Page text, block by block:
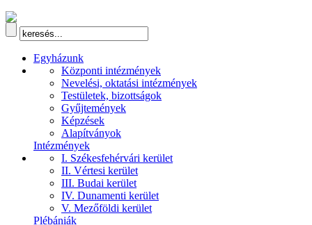
Egyházunk
Központi intézmények
Nevelési, oktatási intézmények
Testületek, bizottságok
Gyűjtemények
Képzések
Alapítványok
Intézmények
I. Székesfehérvári kerület
II. Vértesi kerület
III. Budai kerület
IV. Dunamenti kerület
V. Mezőföldi kerület
Plébániák